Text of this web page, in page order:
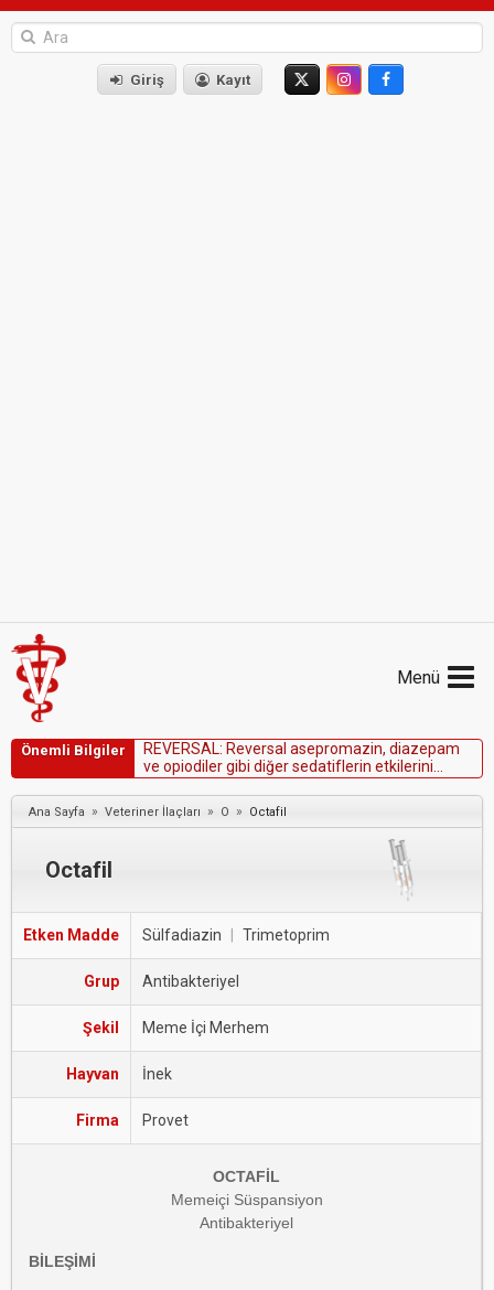
Giriş Kayıt
Menü
Önemli Bilgiler REVERSAL: Reversa asepromazin, diazepam
ve opiodi ergibi diğersedatiferin etki erini
elimineetmedekullanılmamalıdır.Butorfanol,
medetomidinveketaminkobinasyonu
uy guland ıp ın da Reve
Ana Sayfa » Veteriner İlaçları » O » Octafil
Octafil
Etken Madde Sülfadiazin Trimetoprim
Grup Antibakteriyel
Şekil Meme İçi Merhem
Hayvan İnek
Firma Provet
OCTAFİL
Memeiçi Süspansiyon
Antibakteriyel
BİLEŞİMİ